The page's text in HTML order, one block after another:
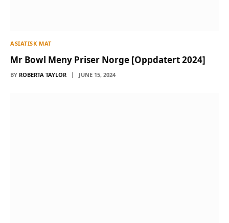
ASIATISK MAT
Mr Bowl Meny Priser Norge [Oppdatert 2024]
BY ROBERTA TAYLOR JUNE 15, 2024